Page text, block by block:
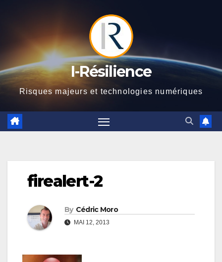
I-Résilience
Risques majeurs et technologies numériques
firealert-2
By Cédric Moro
MAI 12, 2013